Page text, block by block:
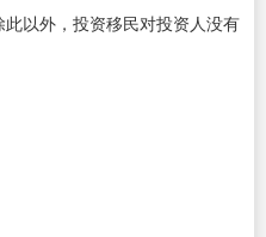
以外，投资移民对投资人没有